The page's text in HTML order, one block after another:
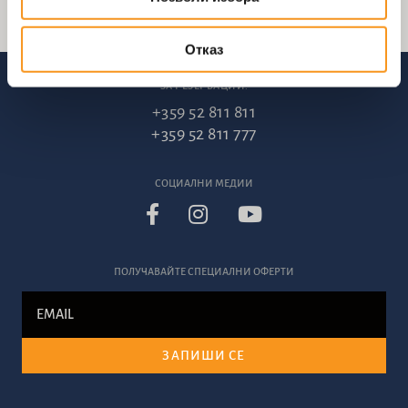
Отказ
ЗА РЕЗЕРВАЦИИ:
+359 52 811 811
+359 52 811 777
СОЦИАЛНИ МЕДИИ
ПОЛУЧАВАЙТЕ СПЕЦИАЛНИ ОФЕРТИ
ЗАПИШИ СЕ